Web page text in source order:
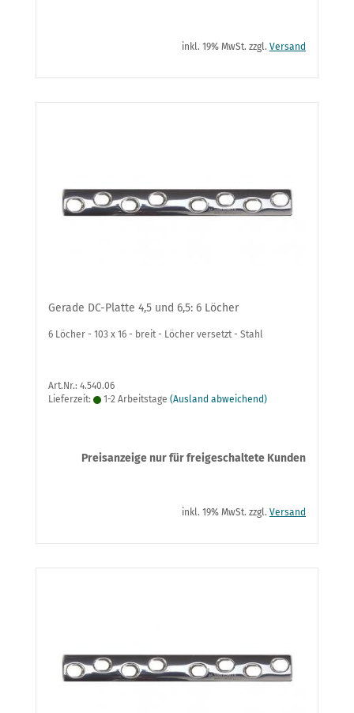
inkl. 19% MwSt. zzgl. Versand
Gerade DC-Platte 4,5 und 6,5: 6 Löcher
6 Löcher - 103 x 16 - breit - Löcher versetzt - Stahl
Art.Nr.: 4.540.06
Lieferzeit:
1-2 Arbeitstage (Ausland abweichend)
Preisanzeige nur für freigeschaltete Kunden
inkl. 19% MwSt. zzgl. Versand